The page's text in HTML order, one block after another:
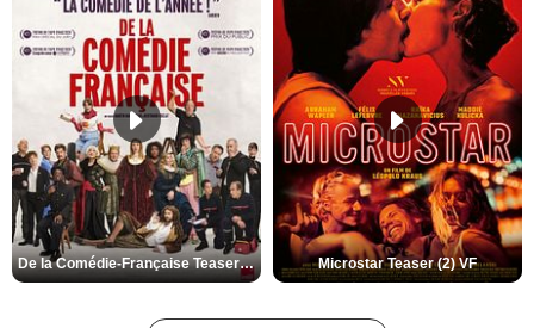
De la Comédie-Française Teaser (3) VF Microstar Teaser (2) VF